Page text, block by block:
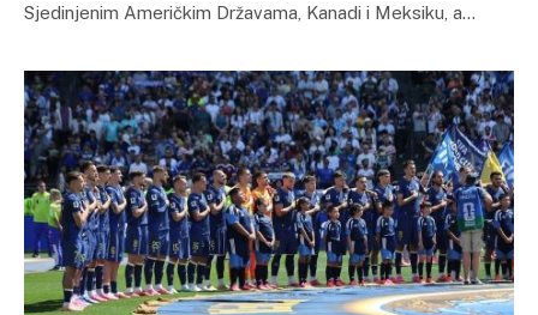
Sjedinjenim Američkim Državama, Kanadi i Meksiku, a…